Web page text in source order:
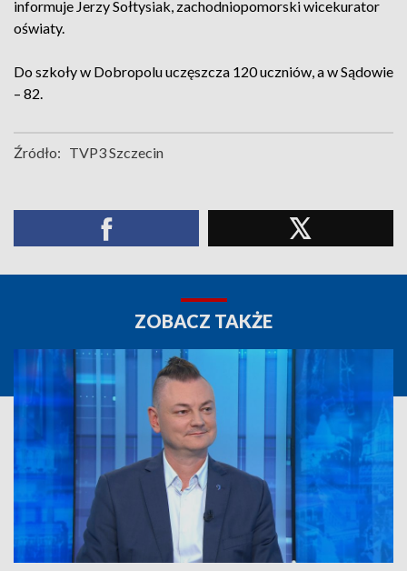
informuje Jerzy Sołtysiak, zachodniopomorski wicekurator
oświaty.
Do szkoły w Dobropolu uczęszcza 120 uczniów, a w Sądowie
– 82.
Źródło: TVP3 Szczecin
ZOBACZ TAKŻE